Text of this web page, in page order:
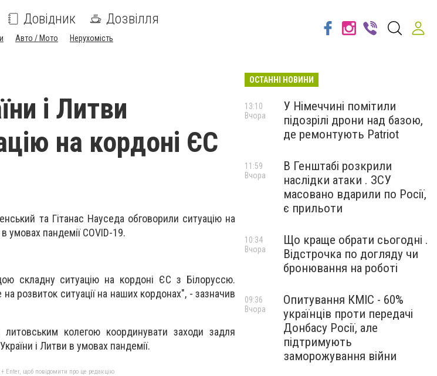
Довідник Дозвілля
Авто / Мото Нерухомість
і Литви
на кордоні ЄС
та Гітанас Науседа обговорили ситуацію на
умовах пандемії COVID-19.
складну ситуацію на кордоні ЄС з Білоруссю.
розвиток ситуації на наших кордонах", - зазначив
колегою координувати заходи задля
і Литви в умовах пандемії.
Enter, щоб повідомити про це редакцію
ОСТАННІ НОВИНИ
У Німеччині помітили
підозрілі дрони над базою,
де ремонтують Patriot
13:10
Вчора
В Генштабі розкрили
наслідки атаки . ЗСУ
масовано вдарили по Росії,
є прильоти
11:59
Вчора
Що краще обрати сьогодні .
Відстрочка по догляду чи
бронювання на роботі
10:34
Вчора
Опитування КМІС - 60%
українців проти передачі
Донбасу Росії, але
підтримують
заморожування війни
09:36
Вчора